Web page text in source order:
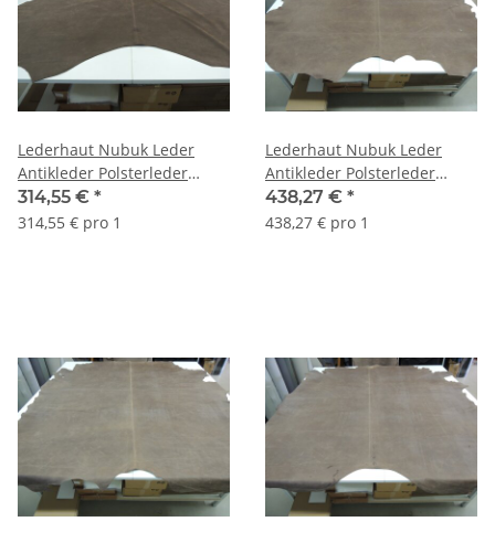
Lederhaut Nubuk Leder
Antikleder Polsterleder
Country braun 4,50 qm
314,55 € *
314,55 € pro 1
Lederhaut Nubuk Leder
Antikleder Polsterleder
Country braun 5,27 qm
438,27 € *
438,27 € pro 1